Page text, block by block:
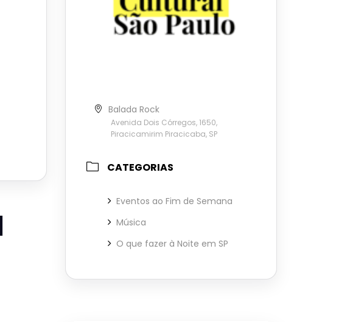
Balada Rock
Avenida Dois Córregos, 1650,
Piracicamirim Piracicaba, SP
CATEGORIAS
Eventos ao Fim de Semana
Música
O que fazer à Noite em SP